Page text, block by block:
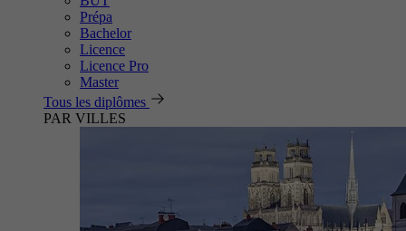
Prépa
Bachelor
Licence
Licence Pro
Master
Tous les diplômes
PAR VILLES